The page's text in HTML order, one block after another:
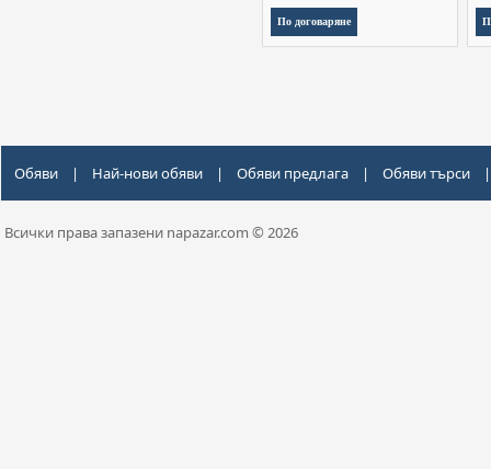
По договаряне
Обяви | Най-нови обяви | Обяви предлага | Обяви търси |
Всички права запазени napazar.com © 2026